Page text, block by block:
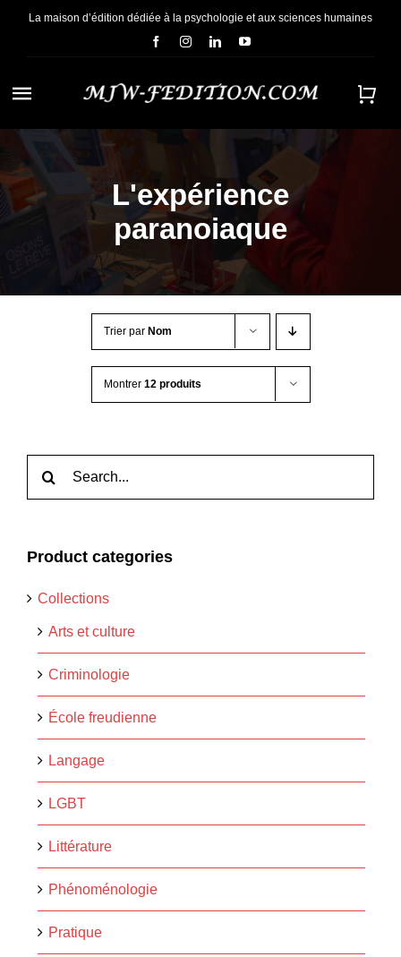
PasserLa maison d’édition dédiée à la psychologie et aux sciences humaines
Navigation
à
bascule
ACCUEIL
NOUS CONNAÎTRE
CONTACT
L'expérience
paranoiaque
Trier par Nom
Montrer 12 produits
Product categories
Collections
Arts et culture
Criminologie
École freudienne
Langage
LGBT
Littérature
Phénoménologie
Pratique